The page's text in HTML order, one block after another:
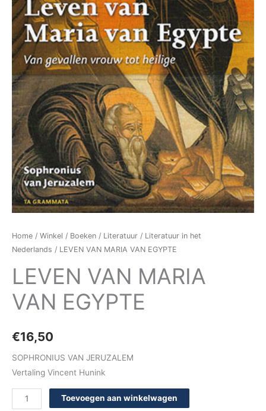
Home / Winkel / Boeken / Literatuur / Literatuur in het
Nederlands / LEVEN VAN MARIA VAN EGYPTE
LEVEN VAN MARIA
VAN EGYPTE
€16,50
SOPHRONIUS VAN JERUZALEM
Vertaling Vincent Hunink
Toevoegen aan winkelwagen